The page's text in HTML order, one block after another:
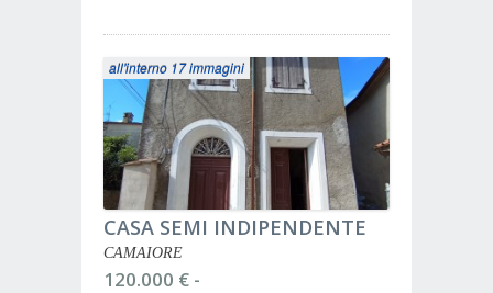
all'interno 17 immagini
CASA SEMI INDIPENDENTE
CAMAIORE
120.000 € -